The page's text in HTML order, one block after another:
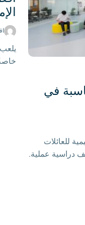
لا تزال
شعبية
وفرصها
وقبل
في
للعائلات
دراسية عملية.